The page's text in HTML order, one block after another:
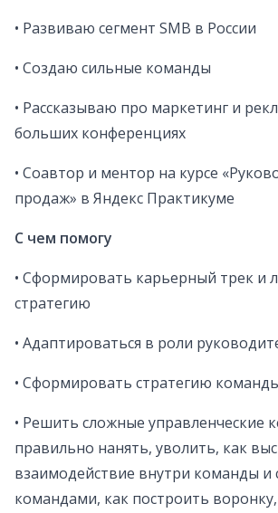
• Развиваю сегмент SMB в России
• Создаю сильные команды
• Рассказываю про маркетинг и
больших конференциях
• Соавтор и ментор на курсе
продаж» в Яндекс Практикуме
С чем помогу
• Сформировать карьерный трек и
стратегию
• Адаптироваться в роли
• Сформировать стратегию
• Решить сложные управленческие
правильно нанять, уволить, как
взаимодействие внутри команды
командами, как построить